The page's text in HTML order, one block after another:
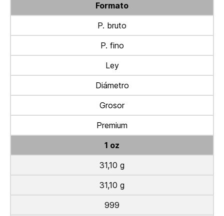
Formato
P. bruto
P. fino
Ley
Diámetro
Grosor
Premium
1 oz
31,10 g
31,10 g
999